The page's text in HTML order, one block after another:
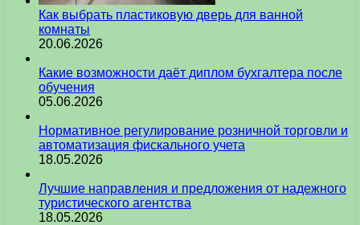
Как выбрать пластиковую дверь для ванной
комнаты
20.06.2026
Какие возможности даёт диплом бухгалтера после
обучения
05.06.2026
Нормативное регулирование розничной торговли и
автоматизация фискального учета
18.05.2026
Лучшие направления и предложения от надежного
туристического агентства
18.05.2026